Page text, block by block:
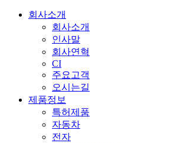
회사소개
회사소개
인사말
회사연혁
CI
주요고객
오시는길
제품정보
특허제품
자동차
전자